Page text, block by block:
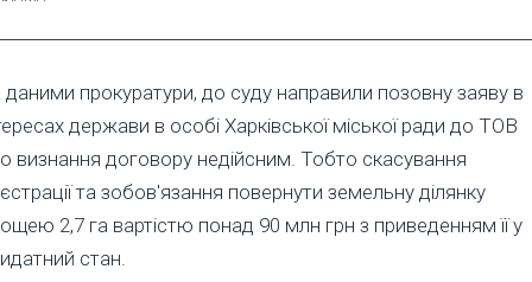
даними прокуратури, до суду направили позовну заяву в
держави в особі Харківської міської ради до ТОВ
визнання договору недійсним. Тобто скасування
та зобов'язання повернути земельну ділянку
2,7 га вартістю понад 90 млн грн з приведенням її у
стан.